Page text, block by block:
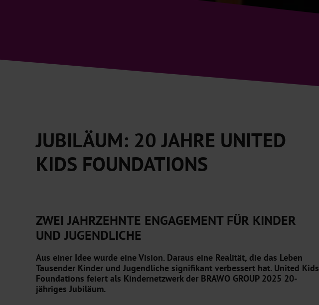
JUBILÄUM: 20 JAHRE UNITED
KIDS FOUNDATIONS
ZWEI JAHRZEHNTE ENGAGEMENT FÜR KINDER
UND JUGENDLICHE
Aus einer Idee wurde eine Vision. Daraus eine Realität, die das Leben
Tausender Kinder und Jugendliche signifikant verbessert hat. United Kids
Foundations feiert als Kindernetzwerk der BRAWO GROUP 2025 20-
jähriges Jubiläum.